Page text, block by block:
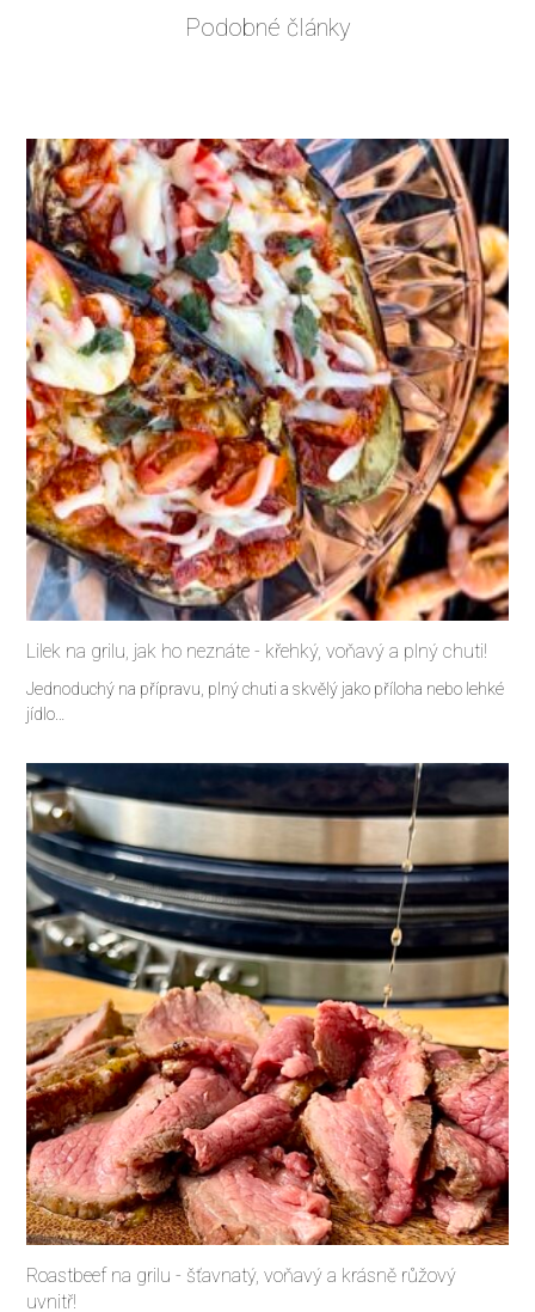
Podobné články
Lilek na grilu, jak ho neznáte - křehký, voňavý a plný chuti!
Jednoduchý na přípravu, plný chuti a skvělý jako příloha nebo lehké
jídlo…
Roastbeef na grilu - šťavnatý, voňavý a krásně růžový
uvnitř!